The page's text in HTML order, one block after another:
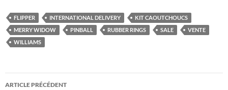
FLIPPER INTERNATIONAL DELIVERY
KIT CAOUTCHOUCS
MERRY WIDOW
PINBALL RUBBER RINGS SALE
VENTE
WILLIAMS
Navigation
ARTICLE PRÉCÉDENT